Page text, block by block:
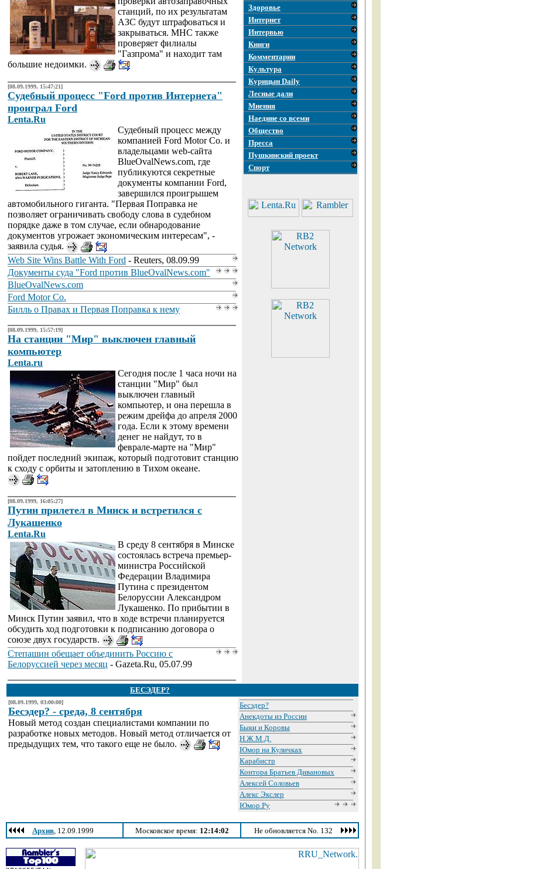
станций, по их результатам
АЗС будут штрафоваться и
закрываться. МНС также
проверяет филиалы
"Газпрома" и находит там
большие недоимки.
[08.09.1999, 15:47:21]
Судебный процесс "Ford против Интернета"
проиграл Ford
Lenta.Ru
Судебный процесс между
компанией Ford Motor Co. и
владельцами web-сайта
BlueOvalNews.com, где
публикуются секретные
документы компании Ford,
завершился проигрышем
автомобильного гиганта. "Первая Поправка не
позволяет ограничивать свободу слова в судебном
порядке даже в том случае, если обнародование
документов угрожает экономическим интересам", -
заявила судья.
Web Site Wins Battle With Ford - Reuters, 08.09.99
Документы суда "Ford против BlueOvalNews.com"
BlueOvalNews.com
Ford Motor Co.
Билль о Правах и Первая Поправка к нему
[08.09.1999, 15:57:19]
На станции "Мир" выключен главный
компьютер
Lenta.ru
Сегодня после 1 часа ночи на
станции "Мир" был
выключен главный
компьютер, и она перешла в
режим дрейфа до апреля 2000
года. Если к этому времени
денег не найдут, то в
феврале-марте на "Мир"
пойдет последний экипаж, который подготовит станцию
к сходу с орбиты и затоплению в Тихом океане.
[08.09.1999, 16:05:27]
Путин прилетел в Минск и встретился с
Лукашенко
Lenta.Ru
В среду 8 сентября в Минске
состоялась встреча премьер-
министра Российской
Федерации Владимира
Путина с президентом
Белоруссии Александром
Лукашенко. По прибытии в
Минск Путин заявил, что в ходе встречи планируется
обсудить ход подготовки к подписанию договора о
союзе двух государств.
Степашин обещает объединить Россию с
Белоруссией через месяц - Gazeta.Ru, 05.07.99
Здоровье
Интернет
Интервью
Книги
Комментарии
Культура
Курицын Daily
Лесные дали
Мнения
Наедине со всеми
Общество
Пресса
Пушкинский проект
Спорт
БЕСЭДЕР?
[08.09.1999, 03:00:00]
Бесэдер? - среда, 8 сентября
Новый метод создан специалистами компании по
разработке новых методов. Новый метод отличается от
предыдущих тем, что такого еще не было.
Бесэдер?
Анекдоты из России
Быки и Коровы
Н.Ж.М.Д.
Юмор на Куличках
Карабистр
Контора Братьев Дивановых
Алексей Соловьев
Алекс Экслер
Юмор.Ру
Архив, 12.09.1999 Московское время: 12:14:02 Не обновляется No. 132